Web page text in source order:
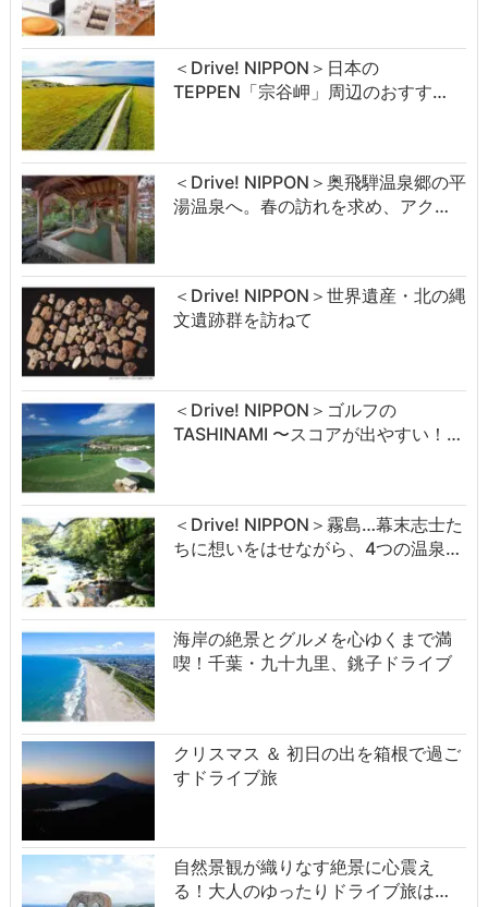
＜Drive! NIPPON＞日本の
TEPPEN「宗谷岬」周辺のおすす…
＜Drive! NIPPON＞奥飛騨温泉郷の平
湯温泉へ。春の訪れを求め、アク…
＜Drive! NIPPON＞世界遺産・北の縄
文遺跡群を訪ねて
＜Drive! NIPPON＞ゴルフの
TASHINAMI 〜スコアが出やすい！…
＜Drive! NIPPON＞霧島…幕末志士た
ちに想いをはせながら、4つの温泉…
海岸の絶景とグルメを心ゆくまで満
喫！千葉・九十九里、銚子ドライブ
クリスマス ＆ 初日の出を箱根で過ご
すドライブ旅
自然景観が織りなす絶景に心震え
る！大人のゆったりドライブ旅は…